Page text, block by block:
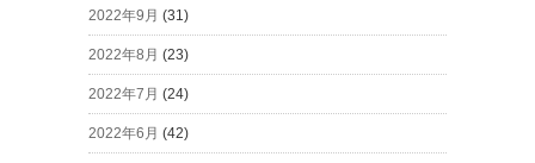
2022年9月 (31)
2022年8月 (23)
2022年7月 (24)
2022年6月 (42)